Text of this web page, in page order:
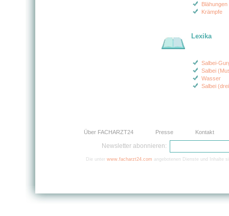
Krämpfe
Lexika
Salbei-
Salbei
Wasser
Salbei
Über FACHARZT24 Presse Kontakt
Newsletter abonnieren:
Die unter www.facharzt24.com angebotenen Dienste und Inhalte